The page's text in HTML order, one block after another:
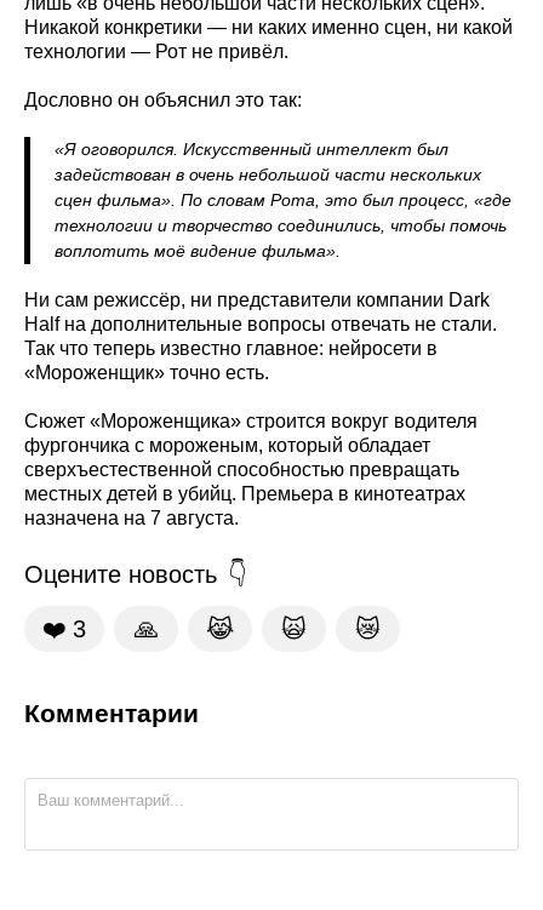
Никакой конкретики — ни каких именно сцен, ни какой
технологии — Рот не привёл.
Дословно он объяснил это так:
«Я оговорился. Искусственный интеллект был
задействован в очень небольшой части нескольких
сцен фильма». По словам Рота, это был процесс, «где
технологии и творчество соединились, чтобы помочь
воплотить моё видение фильма».
Ни сам режиссёр, ни представители компании Dark
Half на дополнительные вопросы отвечать не стали.
Так что теперь известно главное: нейросети в
«Мороженщик» точно есть.
Сюжет «Мороженщика» строится вокруг водителя
фургончика с мороженым, который обладает
сверхъестественной способностью превращать
местных детей в убийц. Премьера в кинотеатрах
назначена на 7 августа.
Оцените новость
❤️ 3 🙏 😹 🙀 😿
Комментарии